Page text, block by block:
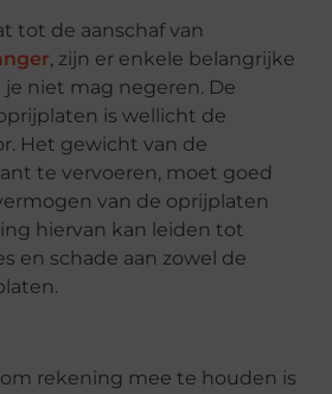
tot de aanschaf van
, zijn er enkele belangrijke
niet mag negeren. De
is wellicht de
Het gewicht van de
te vervoeren, moet goed
van de oprijplaten
hiervan kan leiden tot
en schade aan zowel de
rekening mee te houden is